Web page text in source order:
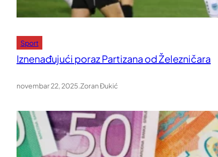
Sport
Iznenađujući poraz Partizana od Železničara
novembar 22, 2025.Zoran Đukić